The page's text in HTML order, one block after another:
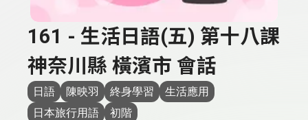
161 - 生活日語(五) 第十八課
神奈川縣 橫濱市 會話
日語 陳映羽 終身學習
生活應用
日本旅行用語
初階